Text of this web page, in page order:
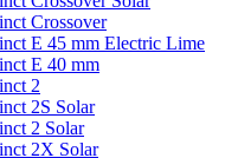
Crossover
E 45 mm Electric Lime
E 40 mm
2
2S Solar
2 Solar
2X Solar